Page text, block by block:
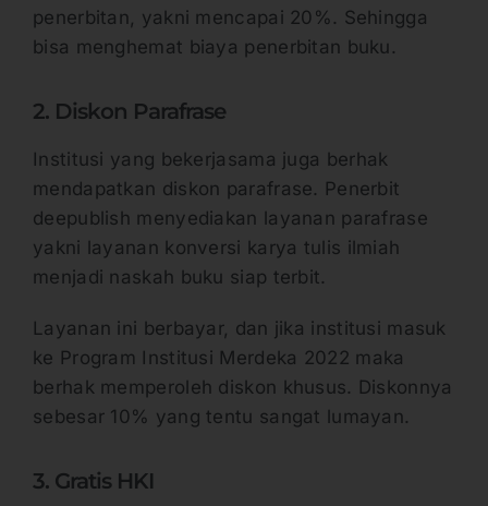
penerbitan, yakni mencapai 20%. Sehingga
bisa menghemat biaya penerbitan buku.
2. Diskon Parafrase
Institusi yang bekerjasama juga berhak
mendapatkan diskon parafrase. Penerbit
deepublish menyediakan layanan parafrase
yakni layanan konversi karya tulis ilmiah
menjadi naskah buku siap terbit.
Layanan ini berbayar, dan jika institusi masuk
ke Program Institusi Merdeka 2022 maka
berhak memperoleh diskon khusus. Diskonnya
sebesar 10% yang tentu sangat lumayan.
3. Gratis HKI